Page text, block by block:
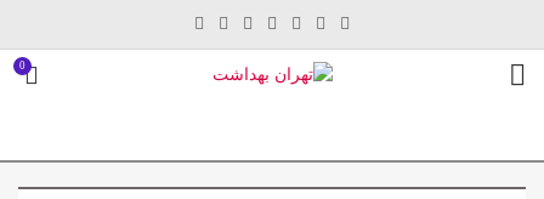
0